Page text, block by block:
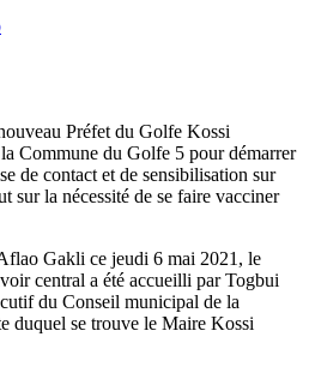
Préfet du Golfe Kossi
Commune du Golfe 5 pour démarrer
de contact et de sensibilisation sur
sur la nécessité de se faire vacciner
Gakli ce jeudi 6 mai 2021, le
central a été accueilli par Togbui
du Conseil municipal de la
duquel se trouve le Maire Kossi